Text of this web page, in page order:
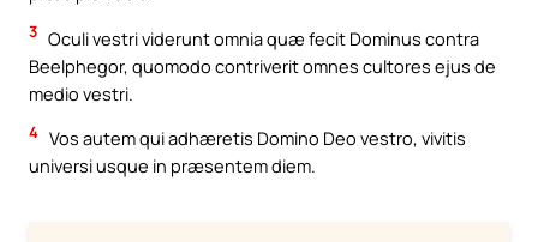
3 Oculi vestri viderunt omnia quæ fecit Dominus contra
Beelphegor, quomodo contriverit omnes cultores ejus de
medio vestri.
4 Vos autem qui adhæretis Domino Deo vestro, vivitis
universi usque in præsentem diem.